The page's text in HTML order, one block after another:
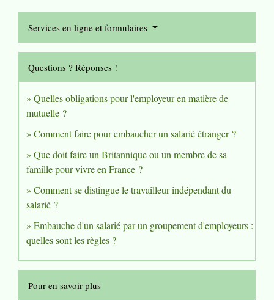
Services en ligne et formulaires
Questions ? Réponses !
Quelles obligations pour l'employeur en matière de
mutuelle ?
Comment faire pour embaucher un salarié étranger ?
Que doit faire un Britannique ou un membre de sa
famille pour vivre en France ?
Comment se distingue le travailleur indépendant du
salarié ?
Embauche d'un salarié par un groupement d'employeurs :
quelles sont les règles ?
Pour en savoir plus